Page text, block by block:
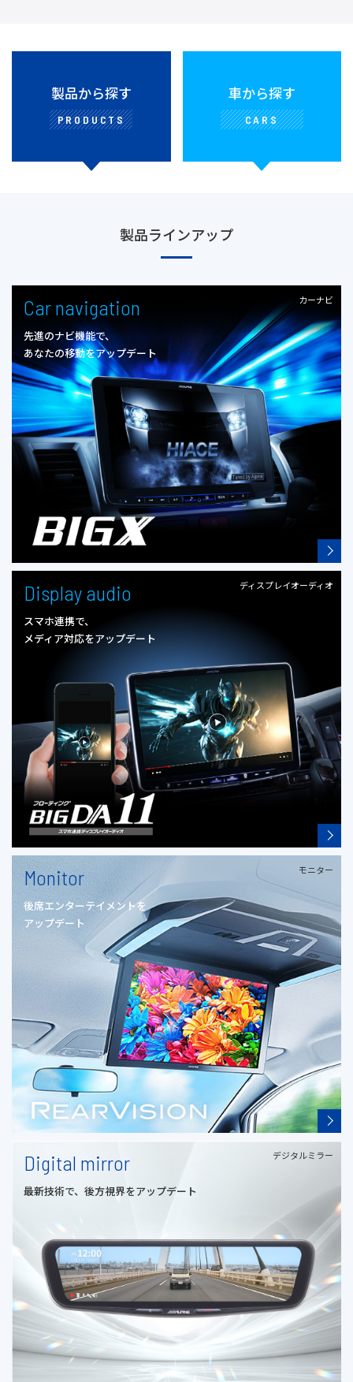
製品から探す
PRODUCTS
車から探す
CARS
製品ラインアップ
Car navigation カーナビ
先進のナビ機能で、
あなたの移動をアップデート
Display audio ディスプレイオーディオ
スマホ連携で、
メディア対応をアップデート
Monitor モニター
後席エンターテイメントを
アップデート
Digital mirror デジタルミラー
最新技術で、後方視界をアップデート